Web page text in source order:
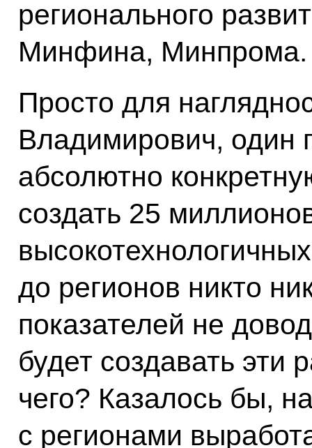
регионального
Минфина, Минпрома.
Просто для
Владимирович, один
абсолютно
создать 25
до регионов никто
показателей не
будет создавать эти
чего? Казалось бы,
с регионами